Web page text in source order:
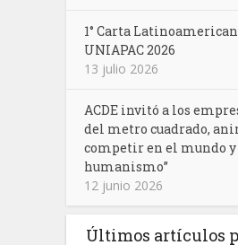
1° Carta
UNIAPAC 2026
13 julio 2026
ACDE invitó a los
del metro cuadrado,
competir en el mundo
humanismo”
12 junio 2026
Últimos artículos